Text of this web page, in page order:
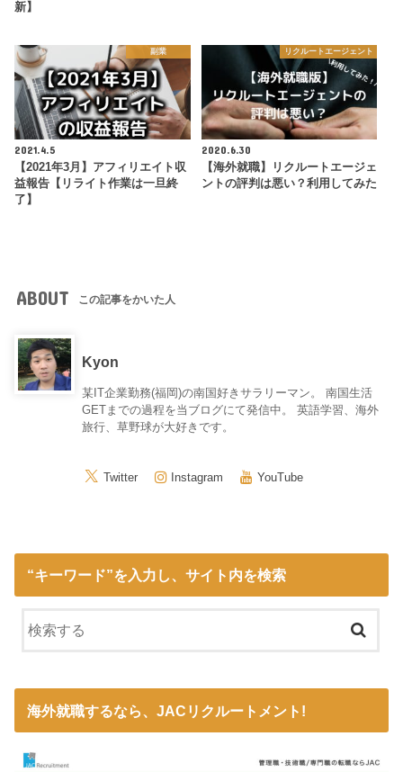
新】
副業
2021.4.5
【2021年3月】アフィリエイト収
益報告【リライト作業は一旦終
了】
リクルートエージェント
2020.6.30
【海外就職】リクルートエージェ
ントの評判は悪い？利用してみた
ABOUT この記事をかいた人
Kyon
某IT企業勤務(福岡)の南国好きサラリーマン。 南国生活
GETまでの過程を当ブログにて発信中。 英語学習、海外
旅行、草野球が大好きです。
Twitter Instagram YouTube
“キーワード”を入力し、サイト内を検索
海外就職するなら、JACリクルートメント!